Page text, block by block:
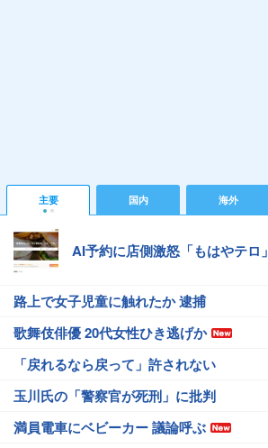
主要 国内 海外
AI予約に店側激怒「もはやテロ」
路上で女子児童に触れたか 逮捕
歌舞伎俳優 20代女性ひき逃げか
「戻れるなら戻って」許されない
玉川氏の「警察官が死刑」に批判
満員電車にベビーカー 議論呼ぶ